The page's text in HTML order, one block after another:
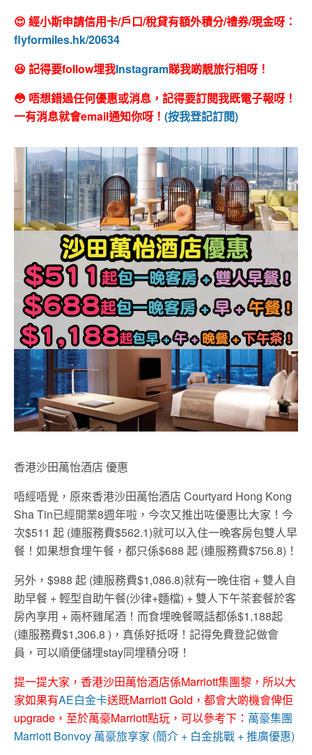
😍 經小斯申請信用卡/戶口/稅貸有額外積分/禮券/現金呀：
flyformiles.hk/20634
😆 記得要follow埋我Instagram睇我啲靚旅行相呀！
😳 唔想錯過任何優惠或消息，記得要訂閱我既電子報呀！
一有消息就會email通知你呀！ (按我登記訂閱)
香港沙田萬怡酒店 優惠
唔經唔覺，原來香港沙田萬怡酒店 Courtyard Hong Kong
Sha Tin已經開業8週年啦，今次又推出咗優惠比大家！今
次$511 起 (連服務費$562.1)就可以入住一晚客房包雙人早
餐！如果想食埋午餐，都只係$688 起 (連服務費$756.8)！
另外，$988 起 (連服務費$1,086.8)就有一晚住宿 + 雙人自
助早餐 + 輕型自助午餐(沙律+麵檔) + 雙人下午茶套餐於客
房內享用 + 兩杯雞尾酒！而食埋晚餐嘅話都係$1,188起
(連服務費$1,306.8 )，真係好抵呀！ 記得免費登記做會
員， 可以順便儲埋stay同埋積分呀！
提一提大家，香港沙田萬怡酒店係Marriott集團黎，所以大
家如果有AE白金卡送既Marriott Gold，都會大啲機會俾佢
upgrade，至於萬豪Marriott點玩，可以參考下： 萬豪集團
Marriott Bonvoy 萬豪旅享家 (簡介 + 白金挑戰 + 推廣優惠)